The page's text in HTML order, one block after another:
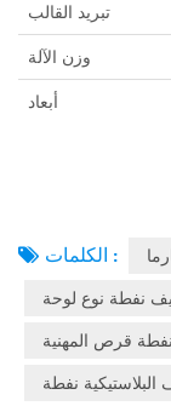
تبريد القالب
وزن الآلة
أبعاد
الكلمات :
نفطة نوع لوحة
نفطة قرص المهنية
البلاستيكية نفطة